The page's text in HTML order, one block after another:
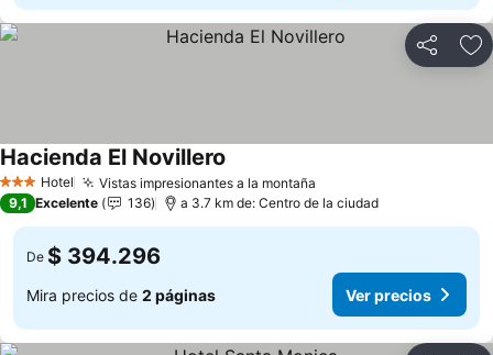
Compartir
3 Estrellas
Hotel Vistas impresionantes a la montaña
Hacienda El Novillero
9,1 Excelente 136 a 3.7 km de: Centro de la ciudad
De $ 394.296
Mira precios de 2 páginas Ver precios